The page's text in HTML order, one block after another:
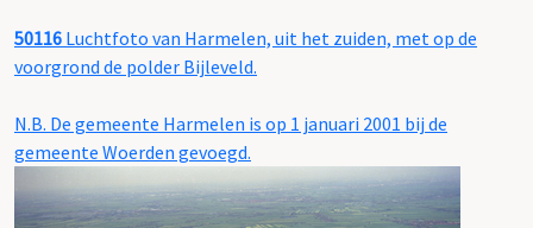
50116 Luchtfoto van Harmelen, uit het zuiden, met op de
voorgrond de polder Bijleveld.
N.B. De gemeente Harmelen is op 1 januari 2001 bij de
gemeente Woerden gevoegd.